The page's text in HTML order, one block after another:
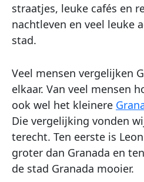
straatjes, leuke cafés en
nachtleven en veel leuke
stad.
Veel mensen vergelijken
elkaar. Van veel mensen
ook wel het kleinere
Die vergelijking vonden
terecht. Ten eerste is
groter dan Granada en
de stad Granada mooier.